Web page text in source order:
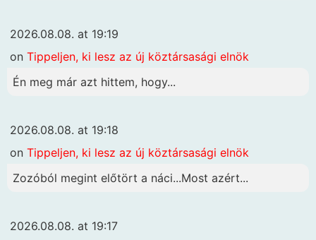
2026.08.08. at 19:19
on Tippeljen, ki lesz az új köztársasági elnök
Én meg már azt hittem, hogy...
2026.08.08. at 19:18
on Tippeljen, ki lesz az új köztársasági elnök
Zozóból megint előtört a náci...Most azért...
2026.08.08. at 19:17